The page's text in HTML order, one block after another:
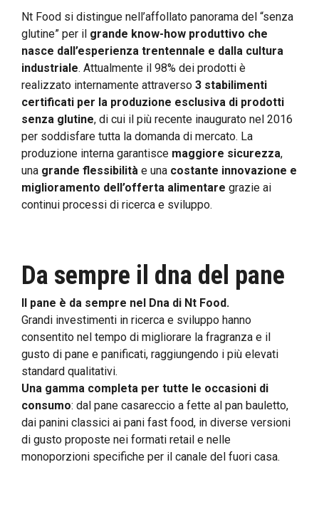
Nt Food si distingue nell’affollato panorama del “senza
glutine” per il grande know-how produttivo che
nasce dall’esperienza trentennale e dalla cultura
industriale. Attualmente il 98% dei prodotti è
realizzato internamente attraverso 3 stabilimenti
certificati per la produzione esclusiva di prodotti
senza glutine, di cui il più recente inaugurato nel 2016
per soddisfare tutta la domanda di mercato. La
produzione interna garantisce maggiore sicurezza,
una grande flessibilità e una costante innovazione e
miglioramento dell’offerta alimentare grazie ai
continui processi di ricerca e sviluppo.
Da sempre il dna del pane
Il pane è da sempre nel Dna di Nt Food.
Grandi investimenti in ricerca e sviluppo hanno
consentito nel tempo di migliorare la fragranza e il
gusto di pane e panificati, raggiungendo i più elevati
standard qualitativi.
Una gamma completa per tutte le occasioni di
consumo: dal pane casareccio a fette al pan bauletto,
dai panini classici ai pani fast food, in diverse versioni
di gusto proposte nei formati retail e nelle
monoporzioni specifiche per il canale del fuori casa.